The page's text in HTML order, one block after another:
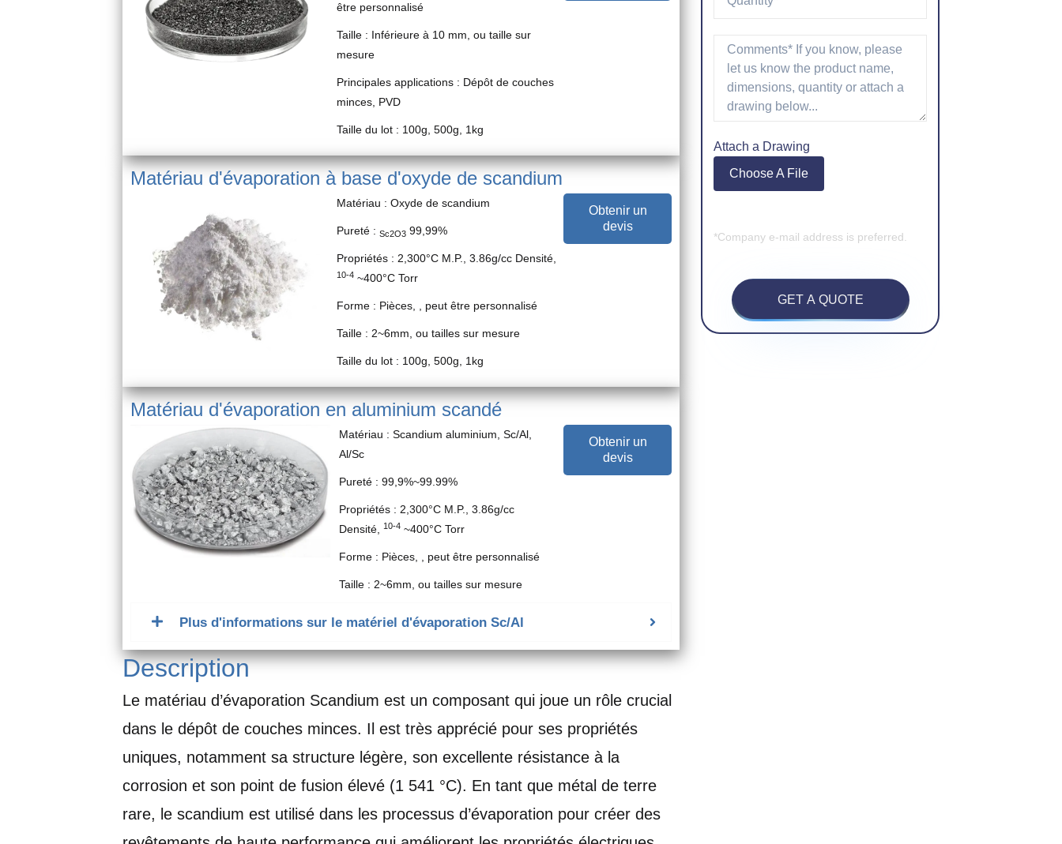
être personnalisé
Taille : Inférieure à 10 mm, ou taille sur
mesure
Principales applications : Dépôt de couches
minces, PVD
Taille du lot : 100g, 500g, 1kg
Matériau d'évaporation à base d'oxyde de scandium
Matériau : Oxyde de scandium
Pureté : Sc2O3 99,99%
Propriétés : 2,300°C M.P., 3.86g/cc Densité,
10-4 ~400°C Torr
Forme : Pièces, , peut être personnalisé
Taille : 2~6mm, ou tailles sur mesure
Taille du lot : 100g, 500g, 1kg
Obtenir un
devis
Matériau d'évaporation en aluminium scandé
Matériau : Scandium aluminium, Sc/Al,
Al/Sc
Pureté : 99,9%~99.99%
Propriétés : 2,300°C M.P., 3.86g/cc
Densité,10-4 ~400°C Torr
Forme : Pièces, , peut être personnalisé
Taille : 2~6mm, ou tailles sur mesure
Obtenir un
devis
Plus d'informations sur le matériel d'évaporation Sc/Al
Description
Le matériau d’évaporation Scandium est un composant qui joue un rôle crucial
dans le dépôt de couches minces. Il est très apprécié pour ses propriétés
uniques, notamment sa structure légère, son excellente résistance à la
corrosion et son point de fusion élevé (1 541 °C). En tant que métal de terre
rare, le scandium est utilisé dans les processus d’évaporation pour créer des
Attach a Drawing
Choose A File
*Company e-mail address is preferred.
GET A QUOTE